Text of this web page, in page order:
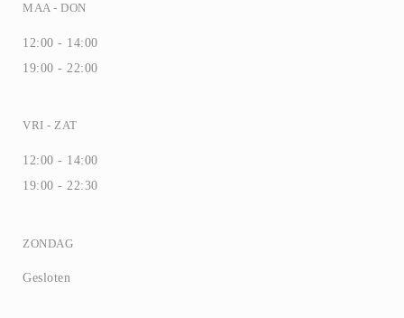
MAA- DON
12:00 - 14:00
19:00 - 22:00
VRI - ZAT
12:00 - 14:00
19:00 - 22:30
ZONDAG
Gesloten